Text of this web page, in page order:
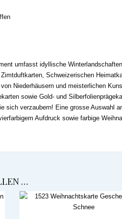
umfasst idyllische
Schweizerischen
Niederhäusern und meisterlichen
sowie Gold- und
sich verzaubern! Eine grosse Auswahl
Aufdruck sowie farbige
…